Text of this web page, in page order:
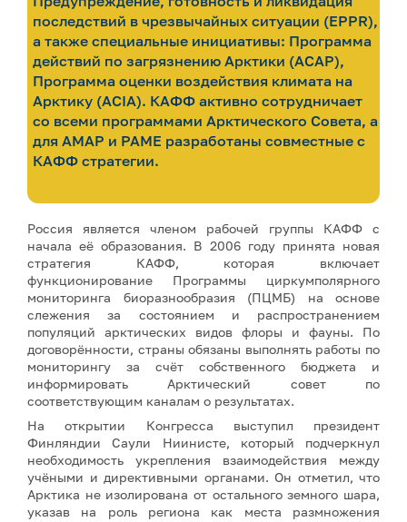
последствий в чрезвычайных ситуации (EPPR),
а также специальные инициативы: Программа
действий по загрязнению Арктики (ACAP),
Программа оценки воздействия климата на
Арктику (ACIA). КАФФ активно сотрудничает
со всеми программами Арктического Совета, а
для AMAP и PAME разработаны совместные с
КАФФ стратегии.
Россия является членом рабочей группы КАФФ с
начала её образования. В 2006 году принята новая
стратегия КАФФ, которая включает
функционирование Программы циркумполярного
мониторинга биоразнообразия (ПЦМБ) на основе
слежения за состоянием и распространением
популяций арктических видов флоры и фауны. По
договорённости, страны обязаны выполнять работы по
мониторингу за счёт собственного бюджета и
информировать Арктический совет по
соответствующим каналам о результатах.
На открытии Конгресса выступил президент
Финляндии Саули Ниинисте, который подчеркнул
необходимость укрепления взаимодействия между
учёными и директивными органами. Он отметил, что
Арктика не изолирована от остального земного шара,
указав на роль региона как места размножения